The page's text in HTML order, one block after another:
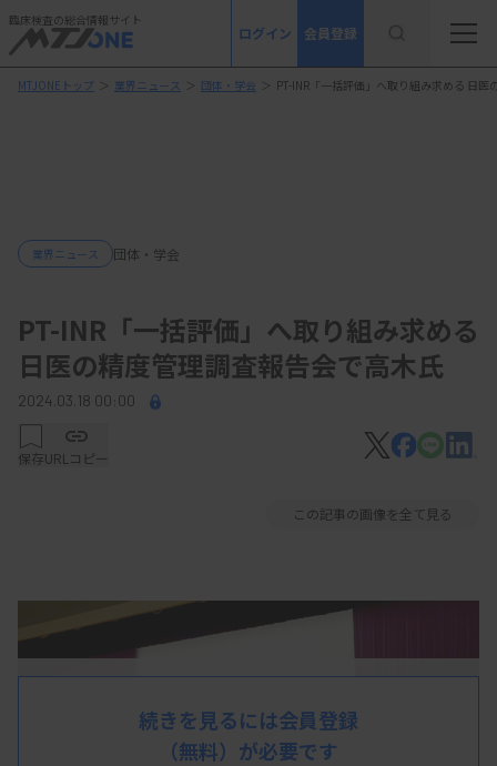
臨床検査の総合情報サイト
ログイン 会員登録
MTJONEトップ ＞ 業界ニュース ＞ 団体・学会 ＞ PT-INR「一括評価」へ取り組み求める 日
業界ニュース 団体・学会
PT-INR「一括評価」へ取り組み求める
日医の精度管理調査報告会で高木氏
2024.03.18 00:00
保存URLコピー
この記事の画像を全て見る
続きを見るには会員登録
（無料）が必要です